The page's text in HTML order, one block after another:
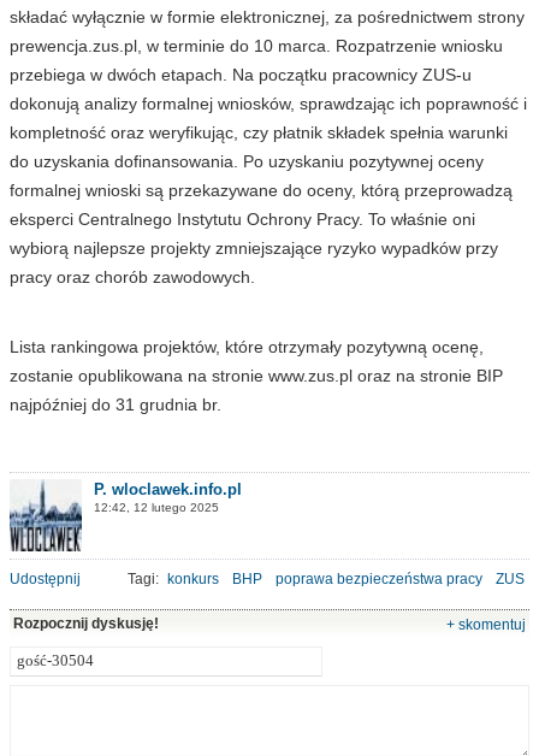
składać wyłącznie w formie elektronicznej, za pośrednictwem strony
prewencja.zus.pl, w terminie do 10 marca. Rozpatrzenie wniosku
przebiega w dwóch etapach. Na początku pracownicy ZUS-u
dokonują analizy formalnej wniosków, sprawdzając ich poprawność i
kompletność oraz weryfikując, czy płatnik składek spełnia warunki
do uzyskania dofinansowania. Po uzyskaniu pozytywnej oceny
formalnej wnioski są przekazywane do oceny, którą przeprowadzą
eksperci Centralnego Instytutu Ochrony Pracy. To właśnie oni
wybiorą najlepsze projekty zmniejszające ryzyko wypadków przy
pracy oraz chorób zawodowych.
Lista rankingowa projektów, które otrzymały pozytywną ocenę,
zostanie opublikowana na stronie www.zus.pl oraz na stronie BIP
najpóźniej do 31 grudnia br.
P. wloclawek.info.pl
12:42, 12 lutego 2025
Udostępnij Tagi: konkurs BHP poprawa bezpieczeństwa pracy ZUS
Rozpocznij dyskusję! + skomentuj